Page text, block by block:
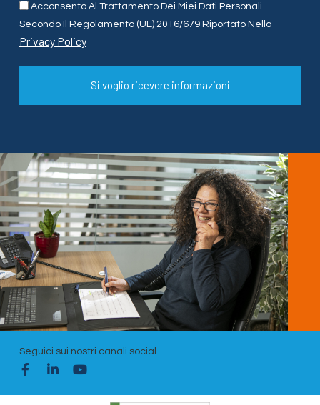
Acconsento Al Trattamento Dei Miei Dati Personali
Secondo Il Regolamento (UE) 2016/679 Riportato Nella
Privacy Policy
Si voglio ricevere informazioni
Seguici sui nostri canali social